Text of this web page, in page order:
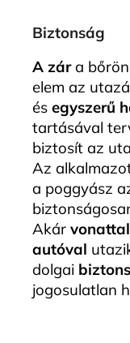
Biztonság
A zára
elem az
és egyszerű
tartásával
biztosít az
Az
a poggyász
Akár
autóval
dolgai
jogosulatlan